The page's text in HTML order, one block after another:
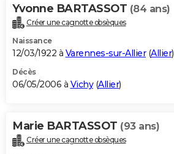
Yvonne BARTASSOT (84 ans)
Créer une cagnotte obsèques
Naissance
12/03/1922 à Varennes-sur-Allier(Allier)
Décès
06/05/2006 à Vichy(Allier)
Marie BARTASSOT (93 ans)
Créer une cagnotte obsèques